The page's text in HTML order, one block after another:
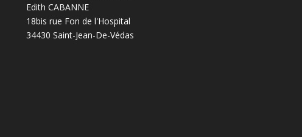
Edith CABANNE
18bis rue Fon de l'Hospital
34430 Saint-Jean-De-Védas